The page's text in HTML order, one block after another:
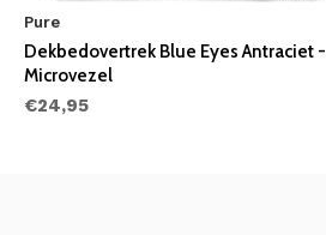
Pure
Dekbedovertrek Blue Eyes Antraciet -
Microvezel
€24,95